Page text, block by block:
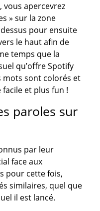
vous apercevrez
» sur la zone
pour ensuite
le haut afin de
temps que la
qu’offre Spotify
mots sont colorés et
et plus fun !
paroles sur
par leur
face aux
pour cette fois,
similaires, quel que
il est lancé.